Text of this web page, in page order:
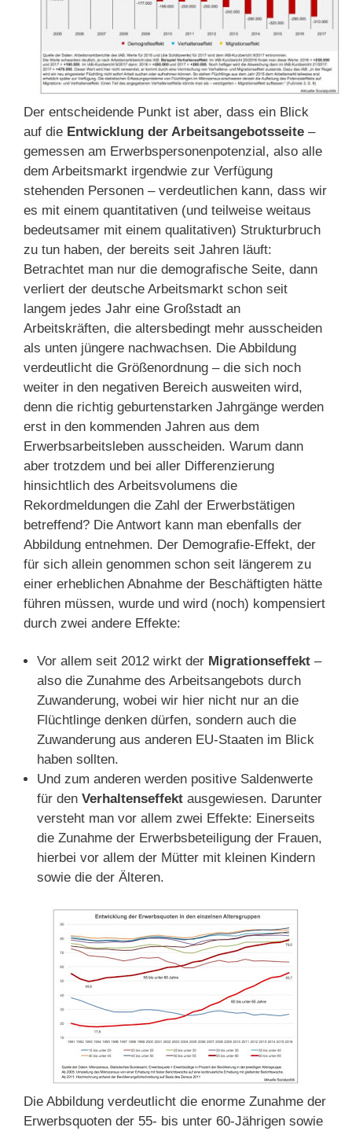
Der entscheidende Punkt ist aber, dass ein Blick
auf die Entwicklung der Arbeitsangebotsseite –
gemessen am Erwerbspersonenpotenzial, also alle
dem Arbeitsmarkt irgendwie zur Verfügung
stehenden Personen – verdeutlichen kann, dass wir
es mit einem quantitativen (und teilweise weitaus
bedeutsamer mit einem qualitativen) Strukturbruch
zu tun haben, der bereits seit Jahren läuft:
Betrachtet man nur die demografische Seite, dann
verliert der deutsche Arbeitsmarkt schon seit
langem jedes Jahr eine Großstadt an
Arbeitskräften, die altersbedingt mehr ausscheiden
als unten jüngere nachwachsen. Die Abbildung
verdeutlicht die Größenordnung – die sich noch
weiter in den negativen Bereich ausweiten wird,
denn die richtig geburtenstarken Jahrgänge werden
erst in den kommenden Jahren aus dem
Erwerbsarbeitsleben ausscheiden. Warum dann
aber trotzdem und bei aller Differenzierung
hinsichtlich des Arbeitsvolumens die
Rekordmeldungen die Zahl der Erwerbstätigen
betreffend? Die Antwort kann man ebenfalls der
Abbildung entnehmen. Der Demografie-Effekt, der
für sich allein genommen schon seit längerem zu
einer erheblichen Abnahme der Beschäftigten hätte
führen müssen, wurde und wird (noch) kompensiert
durch zwei andere Effekte:
Vor allem seit 2012 wirkt der Migrationseffekt –
also die Zunahme des Arbeitsangebots durch
Zuwanderung, wobei wir hier nicht nur an die
Flüchtlinge denken dürfen, sondern auch die
Zuwanderung aus anderen EU-Staaten im Blick
haben sollten.
Und zum anderen werden positive Saldenwerte
für den Verhaltenseffekt ausgewiesen. Darunter
versteht man vor allem zwei Effekte: Einerseits
die Zunahme der Erwerbsbeteiligung der Frauen,
hierbei vor allem der Mütter mit kleinen Kindern
sowie die der Älteren.
Die Abbildung verdeutlicht die enorme Zunahme der
Erwerbsquoten der 55- bis unter 60-Jährigen sowie